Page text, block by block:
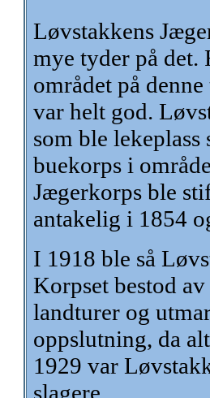
Løvstakkens
mye tyder på det.
området på
var helt god.
som ble
buekorps i
Jægerkorps ble
antakelig i 1854
I 1918 ble så
Korpset bestod
landturer og
oppslutning, da
1929 var
slagere